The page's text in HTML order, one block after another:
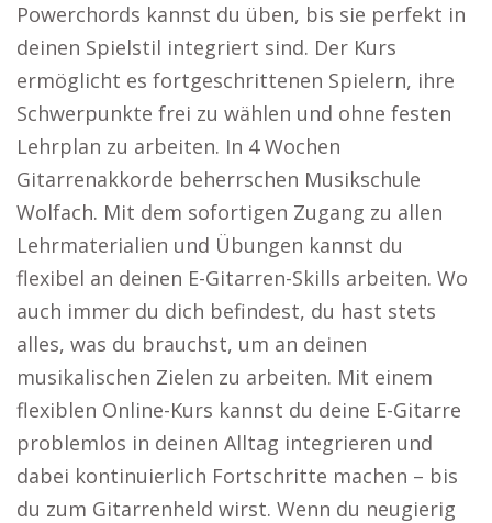
Powerchords kannst du üben, bis sie perfekt in
deinen Spielstil integriert sind. Der Kurs
ermöglicht es fortgeschrittenen Spielern, ihre
Schwerpunkte frei zu wählen und ohne festen
Lehrplan zu arbeiten. In 4 Wochen
Gitarrenakkorde beherrschen Musikschule
Wolfach. Mit dem sofortigen Zugang zu allen
Lehrmaterialien und Übungen kannst du
flexibel an deinen E-Gitarren-Skills arbeiten. Wo
auch immer du dich befindest, du hast stets
alles, was du brauchst, um an deinen
musikalischen Zielen zu arbeiten. Mit einem
flexiblen Online-Kurs kannst du deine E-Gitarre
problemlos in deinen Alltag integrieren und
dabei kontinuierlich Fortschritte machen – bis
du zum Gitarrenheld wirst. Wenn du neugierig